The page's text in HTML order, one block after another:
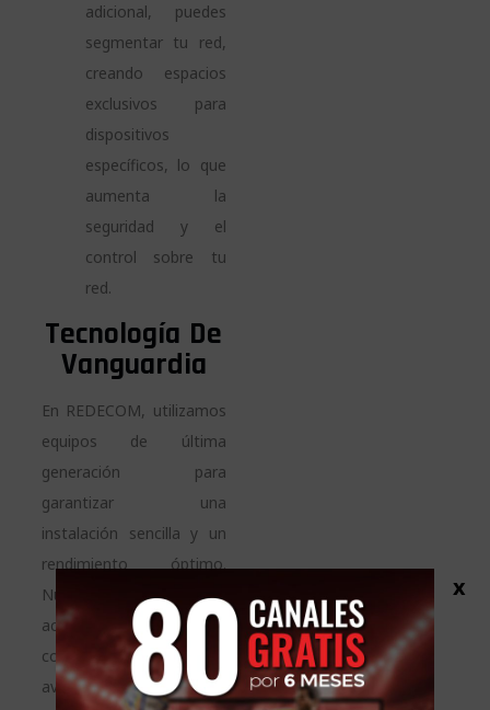
adicional, puedes
segmentar tu red,
creando espacios
exclusivos para
dispositivos
específicos, lo que
aumenta la
seguridad y el
control sobre tu
red.
Tecnología De
Vanguardia
En REDECOM, utilizamos
equipos de última
generación para
garantizar una
instalación sencilla y un
rendimiento óptimo.
Nuestros puntos de
acceso son compatibles
con tecnologías
avanzadas como WiFi 6,
x